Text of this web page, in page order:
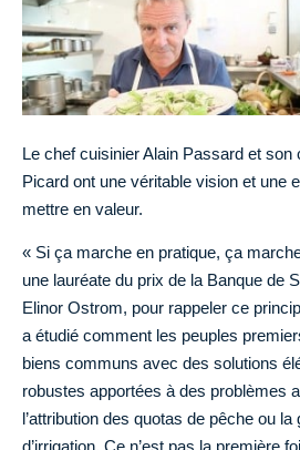
Le chef cuisinier Alain Passard et
Picard ont une véritable vision et une
mettre en valeur.
« Si ça marche en pratique, ça
une lauréate du prix de la Banque de
Elinor Ostrom, pour rappeler ce
a étudié comment les peuples
biens communs avec des solutions
robustes apportées à des problèmes
l’attribution des quotas de pêche ou
d’irrigation. Ce n’est pas la première